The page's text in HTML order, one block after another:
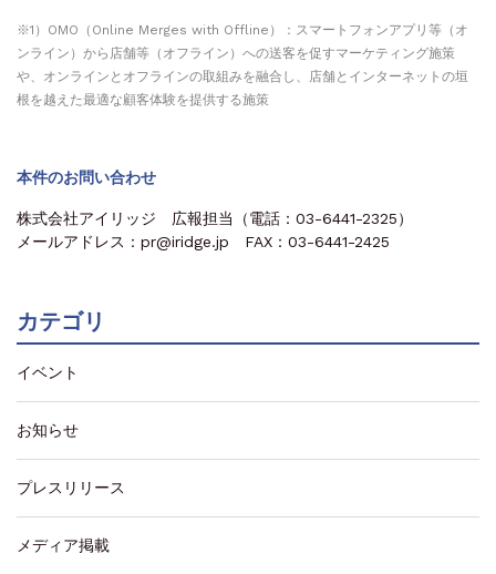
※1）OMO（Online Merges with Offline）：スマートフォンアプリ等（オ
ンライン）から店舗等（オフライン）への送客を促すマーケティング施策
や、オンラインとオフラインの取組みを融合し、店舗とインターネットの垣
根を越えた最適な顧客体験を提供する施策
本件のお問い合わせ
株式会社アイリッジ 広報担当（電話：03-6441-2325）
メールアドレス：pr@iridge.jp FAX：03-6441-2425
カテゴリ
イベント
お知らせ
プレスリリース
メディア掲載